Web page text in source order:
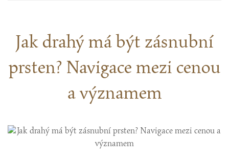
Jak drahý má být zásnubní
prsten? Navigace mezi cenou
a významem